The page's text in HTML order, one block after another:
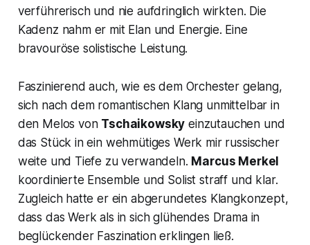
verführerisch und nie aufdringlich wirkten. Die
Kadenz nahm er mit Elan und Energie. Eine
bravouröse solistische Leistung.
Faszinierend auch, wie es dem Orchester gelang,
sich nach dem romantischen Klang unmittelbar in
den Melos von Tschaikowsky einzutauchen und
das Stück in ein wehmütiges Werk mir russischer
weite und Tiefe zu verwandeln. Marcus Merkel
koordinierte Ensemble und Solist straff und klar.
Zugleich hatte er ein abgerundetes Klangkonzept,
dass das Werk als in sich glühendes Drama in
beglückender Faszination erklingen ließ.